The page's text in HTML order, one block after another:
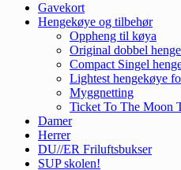
Gavekort
Hengekøye og tilbehør
Oppheng til køya
Original dobbel
Compact Singel
Lightest hengekøye
Myggnetting
Ticket To The Moon
Damer
Herrer
DU//ER Friluftsbukser
SUP skolen!